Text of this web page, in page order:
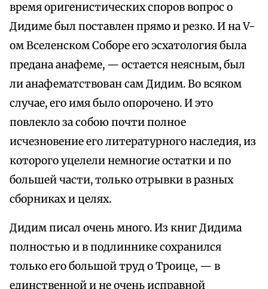
время оригенистических споров вопрос о
Дидиме был поставлен прямо и резко. И на V-
ом Вселенском Соборе его эсхатология была
предана анафеме, — остается неясным, был
ли анафематствован сам Дидим. Во всяком
случае, его имя было опорочено. И это
повлекло за собою почти полное
исчезновение его литературного наследия, из
которого уцелели немногие остатки и по
большей части, только отрывки в разных
сборниках и целях.
Дидим писал очень много. Из книг Дидима
полностью и в подлиннике сохранился
только его большой труд о Троице, — в
единственной и не очень исправной